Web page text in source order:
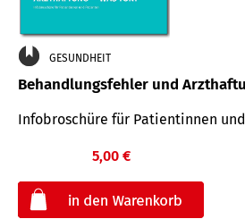
GESUNDHEIT
Behandlungsfehler und
Infobroschüre für Patientinnen
5,00 €